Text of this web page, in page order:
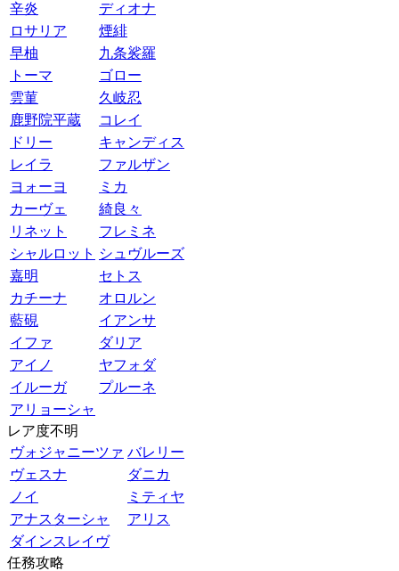
辛炎
ディオナ
ロサリア
煙緋
早柚
九条裟羅
トーマ
ゴロー
雲菫
久岐忍
鹿野院平蔵
コレイ
ドリー
キャンディス
レイラ
ファルザン
ヨォーヨ
ミカ
カーヴェ
綺良々
リネット
フレミネ
シャルロット シュヴルーズ
嘉明
セトス
カチーナ
オロルン
藍硯
イアンサ
イファ
ダリア
アイノ
ヤフォダ
イルーガ
プルーネ
アリョーシャ
レア度不明
ヴォジャニーツァ バレリー
ヴェスナ
ダニカ
ノイ
ミティヤ
アナスターシャ
アリス
ダインスレイヴ
任務攻略